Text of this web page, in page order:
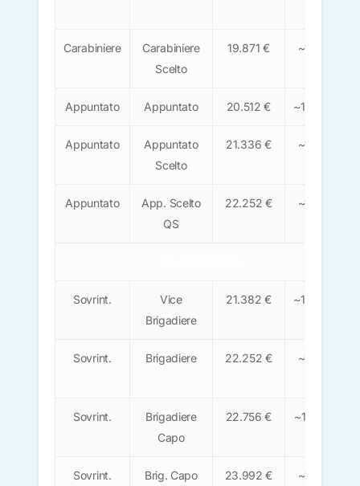
Carabiniere
Carabiniere
Scelto
19.871 €
~1.230
Appuntato Appuntato 20.512 € ~1.270 €
Appuntato
Appuntato
Scelto
21.336 €
~1.320
Appuntato
App. Scelto
QS
22.252 €
~1.380
Sovrint.
Vice
Brigadiere
21.382 € ~1.325 €
Sovrint. Brigadiere 22.252 €
~1.380
Sovrint.
Brigadiere
Capo
22.756 € ~1.410 €
Sovrint. Brig. Capo 23.992 € ~1.490